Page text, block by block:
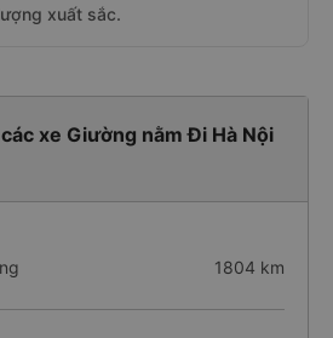
xuất sắc.
xe Giường nằm Đi Hà Nội
1804 km